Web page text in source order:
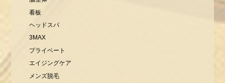
看板
ヘッドスパ
3MAX
プライベート
エイジングケア
メンズ脱毛